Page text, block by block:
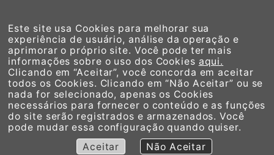
Este site usa Cookies para melhorar sua
experiência de usuário, análise da operação e
aprimorar o próprio site. Você pode ter mais
informações sobre o uso dos Cookies aqui.
Clicando em “Aceitar”, você concorda em aceitar
todos os Cookies. Clicando em “Não Aceitar” ou se
nada for selecionado, apenas os Cookies
necessários para fornecer o conteúdo e as funções
do site serão registrados e armazenados. Você
pode mudar essa configuração quando quiser.
Aceitar
Não Aceitar
Picture Style Editor